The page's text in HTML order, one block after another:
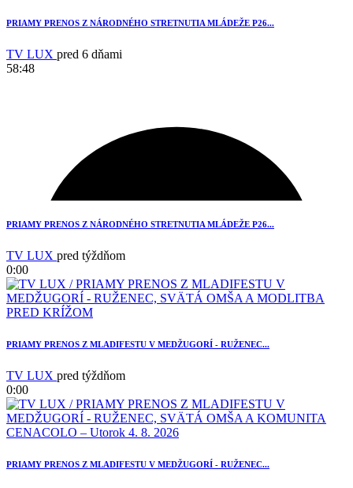
1
3
PRIAMY PRENOS Z NÁRODNÉHO STRETNUTIA MLÁDEŽE P26...
TV LUX pred 6 dňami
58:48
2
PRIAMY PRENOS Z NÁRODNÉHO STRETNUTIA MLÁDEŽE P26...
TV LUX pred týždňom
0:00
PRIAMY PRENOS Z MLADIFESTU V MEDŽUGORÍ - RUŽENEC...
TV LUX pred týždňom
0:00
PRIAMY PRENOS Z MLADIFESTU V MEDŽUGORÍ - RUŽENEC...